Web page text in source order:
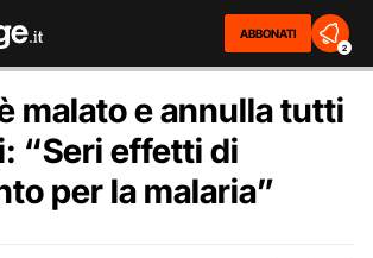
ABBONATI
2
malato e annulla tutti
“Seri effetti di
per la malaria”